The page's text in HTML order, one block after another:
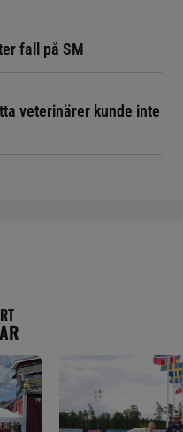
fall på SM
veterinärer kunde inte